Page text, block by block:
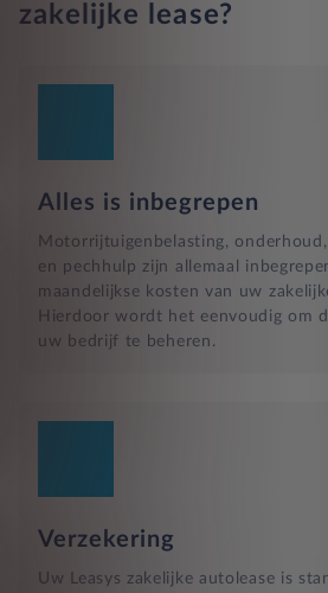
zakelijke lease?
Alles is inbegrepen
Motorrijtuigenbelasting,
en pechhulp zijn allemaal
maandelijkse kosten van uw
Hierdoor wordt het eenvoudig om
uw bedrijf te beheren.
Verzekering
Uw Leasys zakelijke autolease is